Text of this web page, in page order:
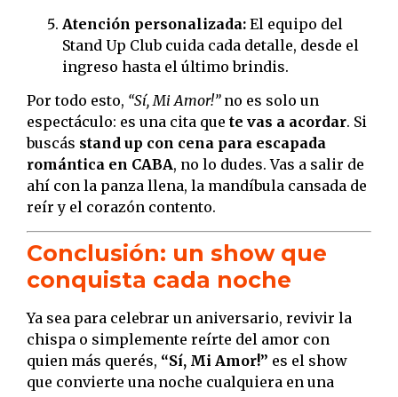
Atención personalizada: El equipo del
Stand Up Club cuida cada detalle, desde el
ingreso hasta el último brindis.
Por todo esto, “Sí, Mi Amor!”no es solo un
espectáculo: es una cita que te vas a acordar. Si
buscás stand up con cena para escapada
romántica en CABA, no lo dudes. Vas a salir de
ahí con la panza llena, la mandíbula cansada de
reír y el corazón contento.
Conclusión: un show que
conquista cada noche
Ya sea para celebrar un aniversario, revivir la
chispa o simplemente reírte del amor con
quien más querés, “Sí, Mi Amor!” es el show
que convierte una noche cualquiera en una